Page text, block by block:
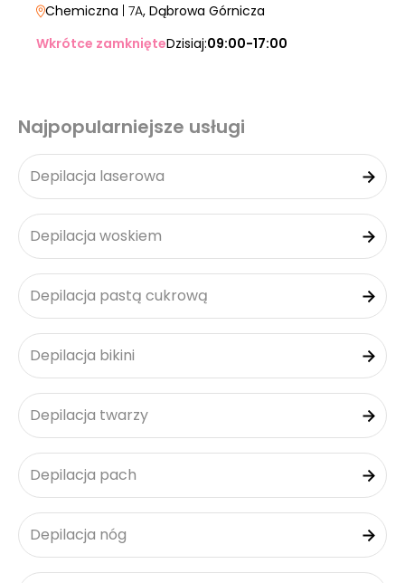
Chemiczna | 7A, Dąbrowa Górnicza
Wkrótce zamknięteDzisiaj:09:00-17:00
Najpopularniejsze usługi
Depilacja laserowa
Depilacja woskiem
Depilacja pastą cukrową
Depilacja bikini
Depilacja twarzy
Depilacja pach
Depilacja nóg